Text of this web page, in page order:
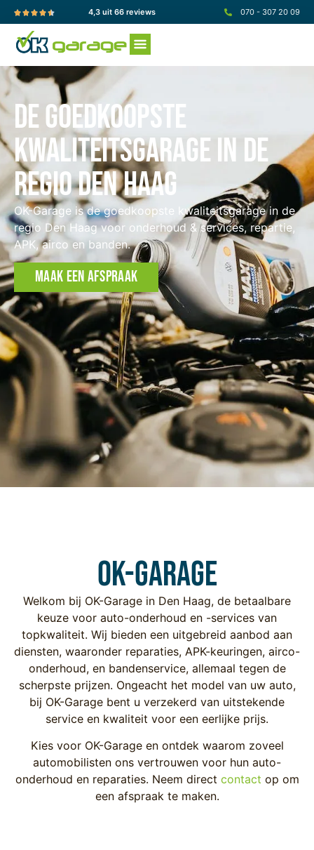
4,3 uit 66 reviews 070 - 307 20 09
De goedkoopste
kwaliteitsgarage in de
regio Den Haag
OK-Garage is de goedkoopste kwaliteitsgarage in de
regio Den Haag voor onderhoud & services, repartie,
APK, airco en banden.
MAAK EEN AFSPRAAK
OK-Garage
Welkom bij OK-Garage in Den Haag, de betaalbare
keuze voor auto-onderhoud en -services van
topkwaliteit. Wij bieden een uitgebreid aanbod aan
diensten, waaronder reparaties, APK-keuringen, airco-
onderhoud, en bandenservice, allemaal tegen de
scherpste prijzen. Ongeacht het model van uw auto,
bij OK-Garage bent u verzekerd van uitstekende
service en kwaliteit voor een eerlijke prijs.
Kies voor OK-Garage en ontdek waarom zoveel
automobilisten ons vertrouwen voor hun auto-
onderhoud en reparaties. Neem direct contact op om
een afspraak te maken.